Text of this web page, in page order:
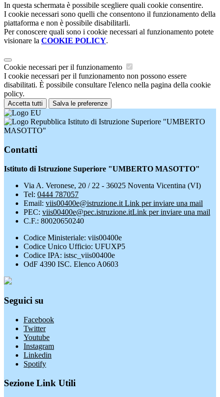
In questa schermata è possibile scegliere quali cookie consentire.
I cookie necessari sono quelli che consentono il funzionamento della
piattaforma e non è possibile disabilitarli.
Per conoscere quali sono i cookie necessari al funzionamento potete
visionare la COOKIE POLICY.
Cookie necessari per il funzionamento
I cookie necessari per il funzionamento non possono essere
disabilitati. È possibile consultare l'elenco nella pagina della cookie
policy.
Accetta tutti Salva le preferenze
Istituto di Istruzione Superiore "UMBERTO
MASOTTO"
Contatti
Istituto di Istruzione Superiore "UMBERTO MASOTTO"
Via A. Veronese, 20 / 22 - 36025 Noventa Vicentina (VI)
Tel: 0444 787057
Email: viis00400e@istruzione.it Link per inviare una mail
PEC: viis00400e@pec.istruzione.itLink per inviare una mail
C.F.: 80020650240
Codice Ministeriale: viis00400e
Codice Unico Ufficio: UFUXP5
Codice IPA: istsc_viis00400e
OdF 4390 ISC. Elenco A0603
Seguici su
Facebook
Twitter
Youtube
Instagram
Linkedin
Spotify
Sezione Link Utili